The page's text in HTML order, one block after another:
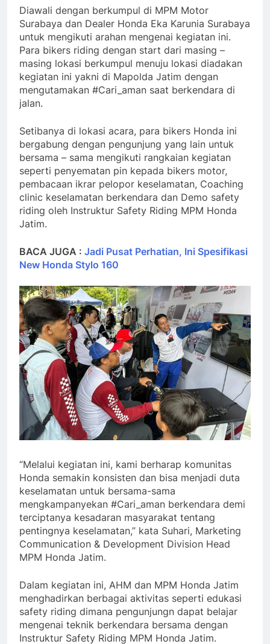
Diawali dengan berkumpul di MPM Motor
Surabaya dan Dealer Honda Eka Karunia Surabaya
untuk mengikuti arahan mengenai kegiatan ini.
Para bikers riding dengan start dari masing –
masing lokasi berkumpul menuju lokasi diadakan
kegiatan ini yakni di Mapolda Jatim dengan
mengutamakan #Cari_aman saat berkendara di
jalan.
Setibanya di lokasi acara, para bikers Honda ini
bergabung dengan pengunjung yang lain untuk
bersama – sama mengikuti rangkaian kegiatan
seperti penyematan pin kepada bikers motor,
pembacaan ikrar pelopor keselamatan, Coaching
clinic keselamatan berkendara dan Demo safety
riding oleh Instruktur Safety Riding MPM Honda
Jatim.
BACA JUGA : Jadi Pusat Perhatian, Ini Spesifikasi
New Honda Stylo 160
“Melalui kegiatan ini, kami berharap komunitas
Honda semakin konsisten dan bisa menjadi duta
keselamatan untuk bersama-sama
mengkampanyekan #Cari_aman berkendara demi
terciptanya kesadaran masyarakat tentang
pentingnya keselamatan,” kata Suhari, Marketing
Communication & Development Division Head
MPM Honda Jatim.
Dalam kegiatan ini, AHM dan MPM Honda Jatim
menghadirkan berbagai aktivitas seperti edukasi
safety riding dimana pengunjungn dapat belajar
mengenai teknik berkendara bersama dengan
Instruktur Safety Riding MPM Honda Jatim.